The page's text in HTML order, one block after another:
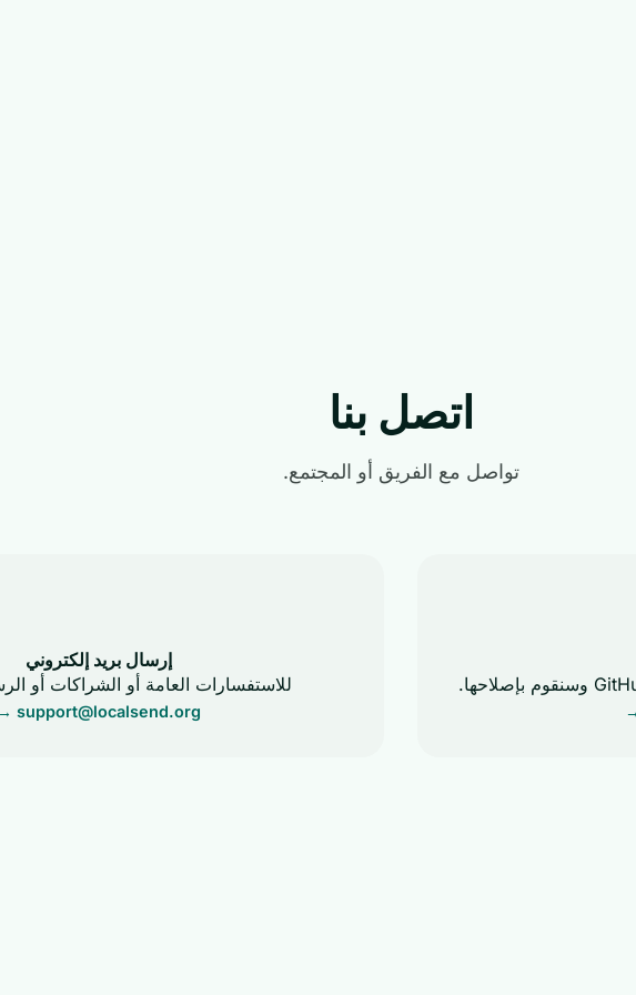
اتصل بنا
تواصل مع الفريق أو المجتمع.
إرسال بريد إلكتروني
للاستفسارات العامة أو الشراكات أو
support@localsend.org
→